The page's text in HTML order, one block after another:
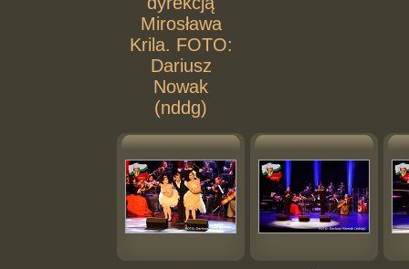
Mirosława
Krila. FOTO:
Dariusz
Nowak
(nddg)